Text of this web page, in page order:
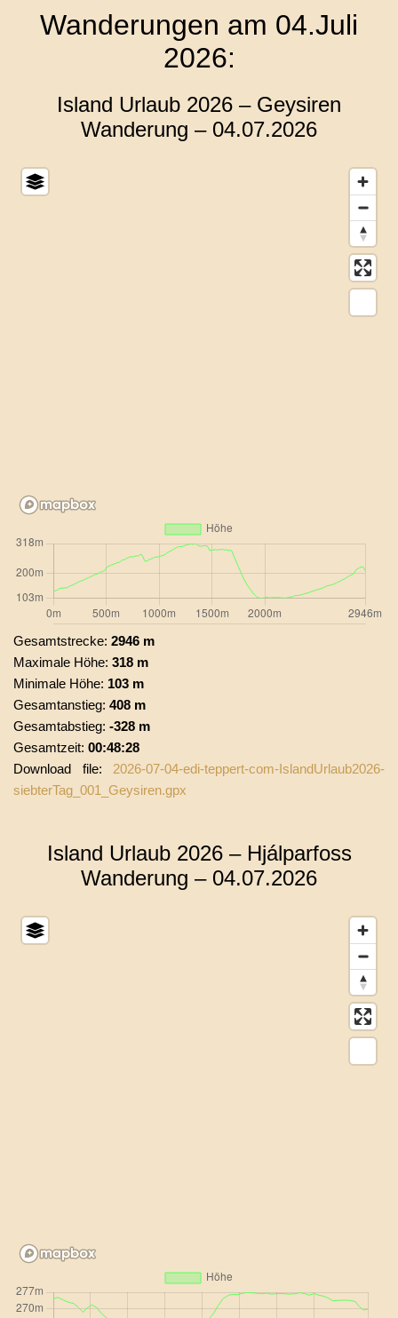
Wanderungen am 04.Juli
2026:
Island Urlaub 2026 – Geysiren
Wanderung – 04.07.2026
Gesamtstrecke: 2946 m
Maximale Höhe: 318 m
Minimale Höhe: 103 m
Gesamtanstieg: 408 m
Gesamtabstieg: -328 m
Gesamtzeit: 00:48:28
Download file: 2026-07-04-edi-teppert-com-IslandUrlaub2026-
siebterTag_001_Geysiren.gpx
Island Urlaub 2026 – Hjálparfoss
Wanderung – 04.07.2026